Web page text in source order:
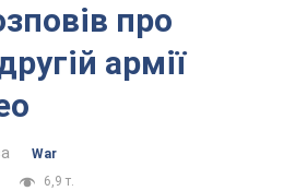
про
армії
War
6,9 т.